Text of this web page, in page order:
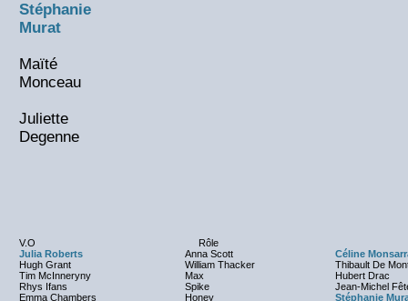
Stéphanie
Murat
Maïté
Monceau
Juliette
Degenne
V.O
Rôle
Julia Roberts
Anna Scott
Céline
Hugh Grant
William Thacker
Thibault De
Tim McInneryny
Max
Hubert Drac
Rhys Ifans
Spike
Jean-Michel
Emma Chambers
Honey
Stéphanie